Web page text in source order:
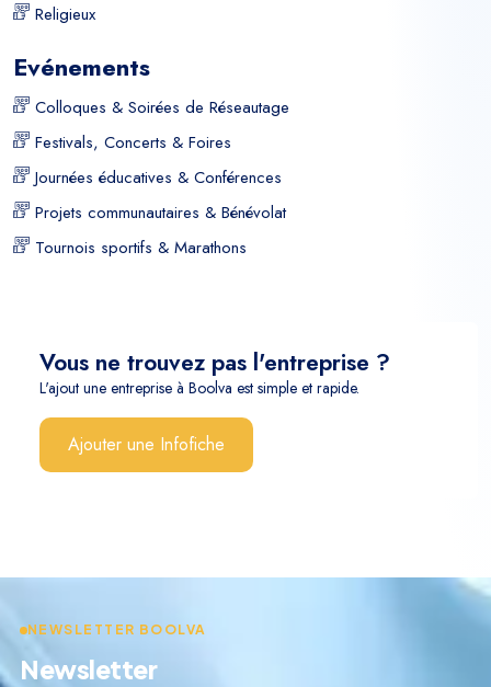
Religieux
Evénements
Colloques & Soirées de Réseautage
Festivals, Concerts & Foires
Journées éducatives & Conférences
Projets communautaires & Bénévolat
Tournois sportifs & Marathons
Vous ne trouvez pas l'entreprise ?
L'ajout une entreprise à Boolva est simple et rapide.
Ajouter une Infofiche
NEWSLETTER BOOLVA
Newsletter